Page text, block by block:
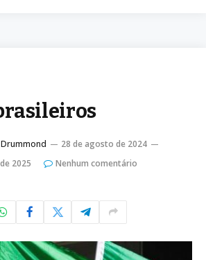
28 de agosto de 2024
2025
Nenhum comentário